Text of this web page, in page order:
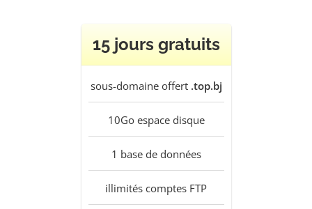
15 jours gratuits
sous-domaine offert .top.bj
10Goespace disque
1 base de données
illimités comptes FTP